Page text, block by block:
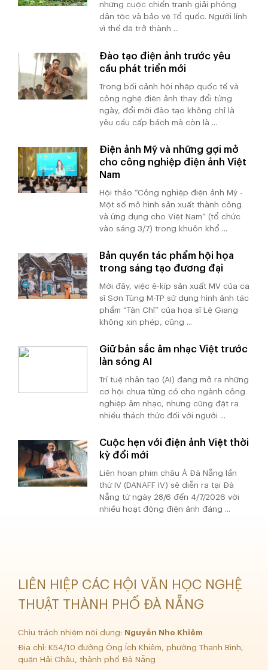
những cuộc chiến tranh giải phóng
dân tộc và bảo vệ Tổ quốc. Người lính
vì thế đã trở thành ...
Đào tạo điện ảnh trước yêu
cầu phát triển mới
Trong bối cảnh hội nhập quốc tế và
công nghệ điện ảnh thay đổi từng
ngày, đổi mới đào tạo không chỉ là
yêu cầu cấp bách mà còn là ...
Điện ảnh Mỹ và những gợi mở
cho công nghiệp điện ảnh Việt
Nam
Hội thảo “Công nghiệp điện ảnh Mỹ -
Một số mô hình sản xuất thành công
và ứng dụng cho Việt Nam” (tổ chức
vào sáng 3/7) trong khuôn khổ ...
Bản quyền tác phẩm hội họa
trong sáng tạo đương đại
Mới đây, việc ê-kíp sản xuất MV của ca
sĩ Sơn Tùng M-TP sử dụng hình ảnh tác
phẩm “Tàn Chỉ” của họa sĩ Lệ Giang
không xin phép, cũng ...
Giữ bản sắc âm nhạc Việt trước
làn sóng AI
Trí tuệ nhân tạo (AI) đang mở ra những
cơ hội chưa từng có cho ngành công
nghiệp âm nhạc, nhưng cũng đặt ra
nhiều thách thức đối với người ...
Cuộc hẹn với điện ảnh Việt thời
kỳ đổi mới
Liên hoan phim châu Á Đà Nẵng lần
thứ IV (DANAFF IV) sẽ diễn ra tại Đà
Nẵng từ ngày 28/6 đến 4/7/2026 với
nhiều hoạt động điện ảnh đáng ...
LIÊN HIỆP CÁC HỘI VĂN HỌC NGHỆ
THUẬT THÀNH PHỐ ĐÀ NẴNG
Chịu trách nhiệm nội dung:
Nguyễn Nho Khiêm
Địa chỉ: K54/10 đường Ông Ích Khiêm, phường Thanh Bình,
quận Hải Châu, thành phố Đà Nẵng